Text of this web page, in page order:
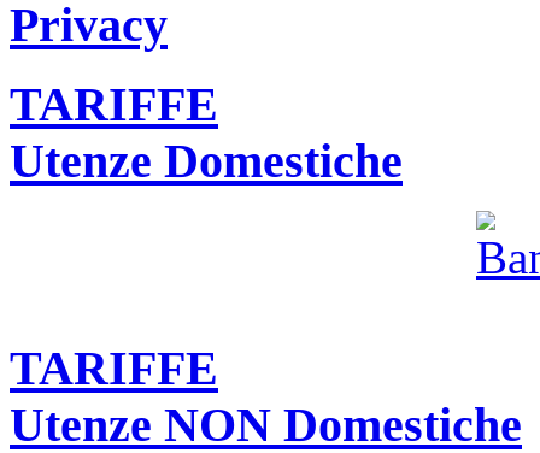
Privacy
TARIFFE
Utenze Domestiche
TARIFFE
Utenze NON Domestiche